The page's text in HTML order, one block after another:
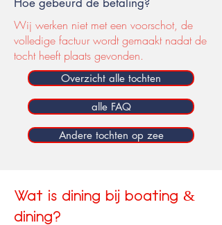
Wij werken niet met een voorschot, de
volledige factuur wordt gemaakt nadat de
tocht heeft plaats gevonden.
Overzicht alle tochten
alle FAQ
Andere tochten op zee
Wat is dining bij boating &
dining?